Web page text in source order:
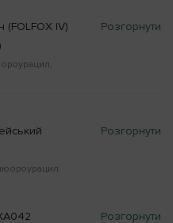
(FOLFOX IV)